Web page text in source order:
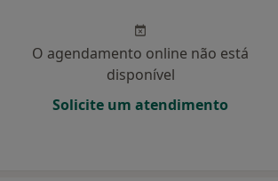
O agendamento online não está
disponível
Solicite um atendimento